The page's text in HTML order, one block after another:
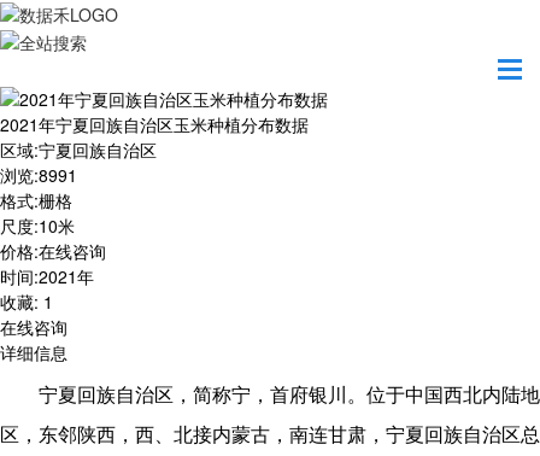
2021年宁夏回族自治区玉米种植分布数据
区域:宁夏回族自治区
浏览:8991
格式:栅格
尺度:10米
价格:在线咨询
时间:2021年
收藏: 1
在线咨询
详细信息
宁夏回族自治区，简称宁，首府银川。位于中国西北内陆地
区，东邻陕西，西、北接内蒙古，南连甘肃，宁夏回族自治区总